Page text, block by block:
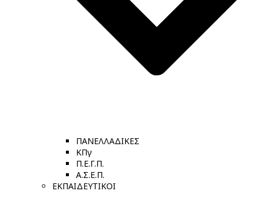
ΠΑΝΕΛΛΑΔΙΚΕΣ
ΚΠγ
Π.Ε.Γ.Π.
Α.Σ.Ε.Π.
ΕΚΠΑΙΔΕΥΤΙΚΟΙ